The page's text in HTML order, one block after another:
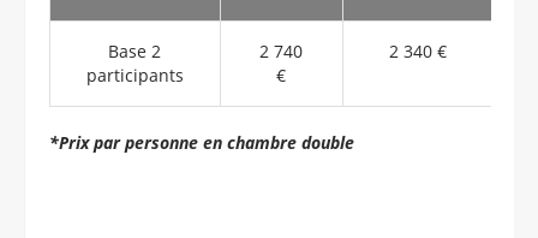
Base 2
participants
2 740
€
2 340 €
*Prix par personne en chambre double